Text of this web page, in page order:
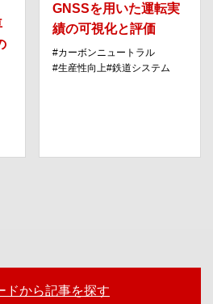
GNSSを用いた運転実
績の可視化と評価
カーボンニュートラル
⽣産性向上 鉄道システム
ドから記事を探す